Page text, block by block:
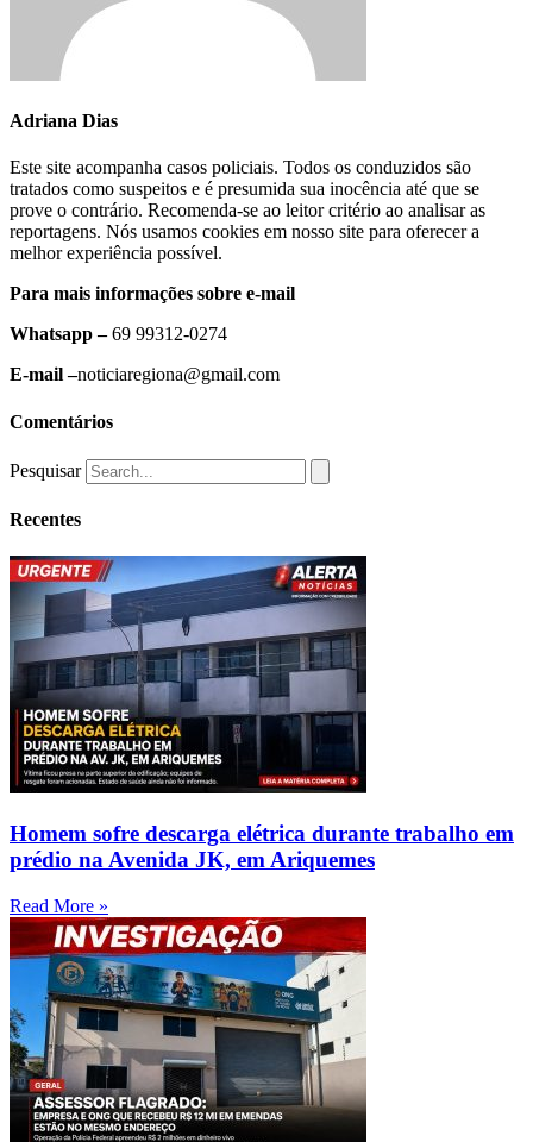
Adriana Dias
Este site acompanha casos policiais. Todos os conduzidos são
tratados como suspeitos e é presumida sua inocência até que se
prove o contrário. Recomenda-se ao leitor critério ao analisar as
reportagens. Nós usamos cookies em nosso site para oferecer a
melhor experiência possível.
Para mais informações sobre e-mail
Whatsapp –69 99312-0274
E-mail –noticiaregiona@gmail.com
Comentários
Pesquisar
Recentes
Homem sofre descarga elétrica durante trabalho em
prédio na Avenida JK, em Ariquemes
Read More »